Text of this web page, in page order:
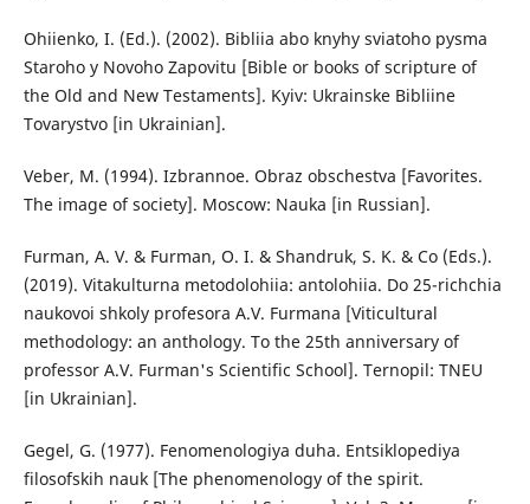
Ohiienko, I. (Ed.). (2002). Bibliia abo knyhy sviatoho pysma
Staroho y Novoho Zapovitu [Bible or books of scripture of
the Old and New Testaments]. Kyiv: Ukrainske Bibliine
Tovarystvo [in Ukrainian].
Veber, M. (1994). Izbrannoe. Obraz obschestva [Favorites.
The image of society]. Moscow: Nauka [in Russian].
Furman, A. V. & Furman, O. I. & Shandruk, S. K. & Co (Eds.).
(2019). Vitakulturna metodolohiia: antolohiia. Do 25-richchia
naukovoi shkoly profesora A.V. Furmana [Viticultural
methodology: an anthology. To the 25th anniversary of
professor A.V. Furman's Scientific School]. Ternopil: TNEU
[in Ukrainian].
Gegel, G. (1977). Fenomenologiya duha. Entsiklopediya
filosofskih nauk [The phenomenology of the spirit.